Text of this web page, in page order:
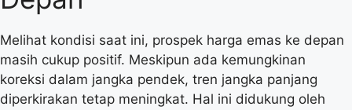
Melihat kondisi saat ini, prospek harga emas ke depan
masih cukup positif. Meskipun ada kemungkinan
koreksi dalam jangka pendek, tren jangka panjang
diperkirakan tetap meningkat. Hal ini didukung oleh